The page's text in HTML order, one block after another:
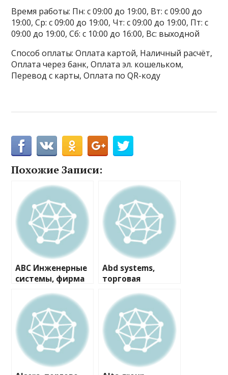
Время работы: Пн: с 09:00 до 19:00, Вт: с 09:00 до
19:00, Ср: с 09:00 до 19:00, Чт: с 09:00 до 19:00, Пт: с
09:00 до 19:00, Сб: с 10:00 до 16:00, Вс: выходной
Способ оплаты: Оплата картой, Наличный расчёт,
Оплата через банк, Оплата эл. кошельком,
Перевод с карты, Оплата по QR-коду
Похожие Записи:
ABC Инженерные
системы, фирма
Abd systems,
торговая